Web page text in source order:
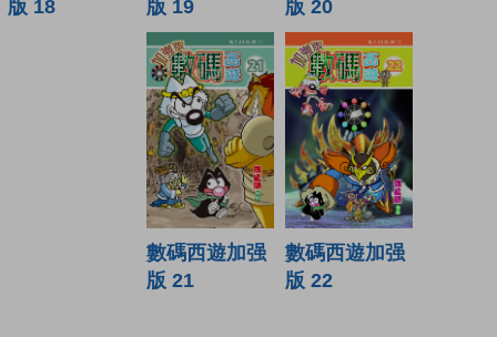
版 18 版 19 版 20
數碼西遊加强
版 21
數碼西遊加强
版 22